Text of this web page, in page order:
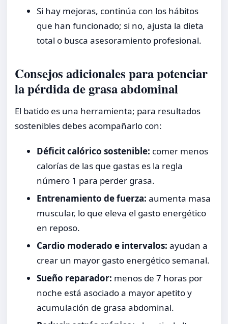
Si hay mejoras, continúa con los hábitos
que han funcionado; si no, ajusta la dieta
total o busca asesoramiento profesional.
Consejos adicionales para potenciar
la pérdida de grasa abdominal
El batido es una herramienta; para resultados
sostenibles debes acompañarlo con:
Déficit calórico sostenible: comer menos
calorías de las que gastas es la regla
número 1 para perder grasa.
Entrenamiento de fuerza: aumenta masa
muscular, lo que eleva el gasto energético
en reposo.
Cardio moderado e intervalos: ayudan a
crear un mayor gasto energético semanal.
Sueño reparador: menos de 7 horas por
noche está asociado a mayor apetito y
acumulación de grasa abdominal.